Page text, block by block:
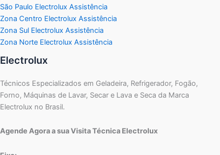
São Paulo Electrolux Assistência
Zona Centro Electrolux Assistência
Zona Sul Electrolux Assistência
Zona Norte Electrolux Assistência
Electrolux
Técnicos Especializados em Geladeira, Refrigerador, Fogão,
Forno, Máquinas de Lavar, Secar e Lava e Seca da Marca
Electrolux no Brasil.
Agende Agora a sua Visita Técnica Electrolux